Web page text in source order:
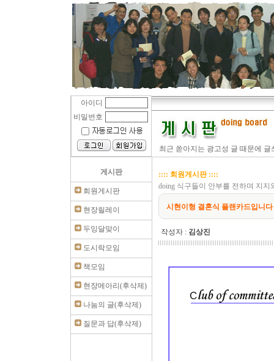
아이디
비밀번호
최근 쏟아지는 광고성 글 때문에 글
게시판
회원게시판
현장릴레이
두잉달맞이
도시락모임
책모임
현장메아리(후삭제)
나눔의 글(후삭제)
질문과 답(후삭제)
:::: 회원게시판 ::::
doing 식구들이 안부를 전하며 지
시현이형 결혼식 플랜카드입니다
작성자 : 김상진